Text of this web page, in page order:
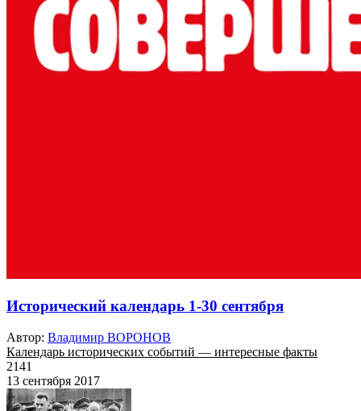
Исторический календарь 1-30 сентября
Автор: Владимир ВОРОНОВ
Календарь исторических событий — интересные факты
2141
13 сентября 2017